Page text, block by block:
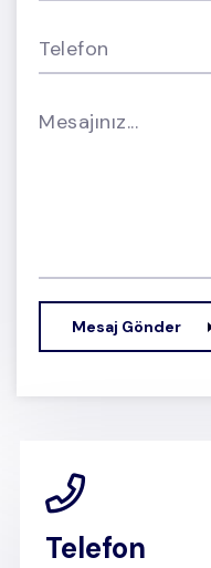
Telefon
Mesajınız...
Mesaj Gönder
Telefon